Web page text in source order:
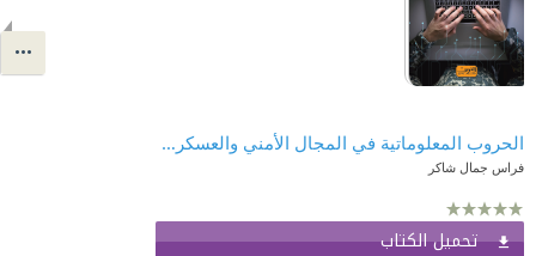
الحروب المعلوماتية في المجال الأمني والعسكري - أمريكا والصين
فراس جمال شاكر
تحميل الكتاب